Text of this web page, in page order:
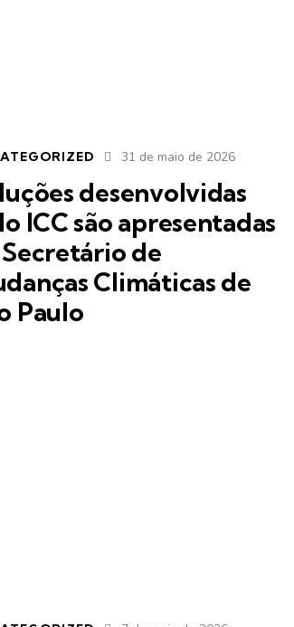
31 de maio de 2026
desenvolvidas
ICC são apresentadas
de
Climáticas de
Paulo